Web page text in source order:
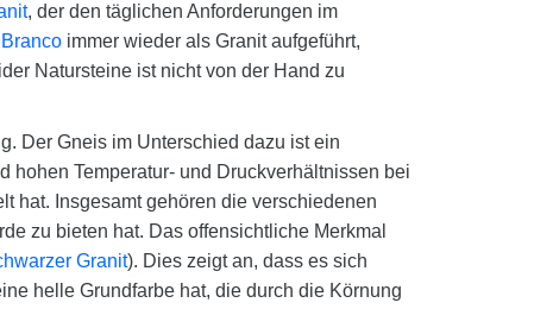
, der den täglichen Anforderungen im
immer wieder als Granit aufgeführt,
Natursteine ist nicht von der Hand zu
Der Gneis im Unterschied dazu ist ein
hohen Temperatur- und Druckverhältnissen bei
hat. Insgesamt gehören die verschiedenen
zu bieten hat. Das offensichtliche Merkmal
Granit). Dies zeigt an, dass es sich
helle Grundfarbe hat, die durch die Körnung